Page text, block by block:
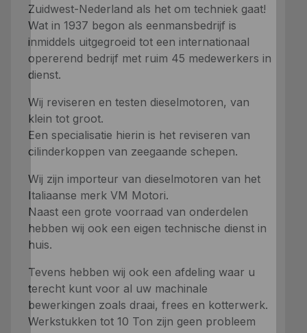
Zuidwest-Nederland als het om techniek gaat!
Wat in 1937 begon als eenmansbedrijf is
inmiddels uitgegroeid tot een internationaal
opererend bedrijf met ruim 45 medewerkers in
dienst.
Wij reviseren en testen dieselmotoren, van
klein tot groot.
Een specialisatie hierin is het reviseren van
cilinderkoppen van zeegaande schepen.
Wij zijn importeur van dieselmotoren van het
Italiaanse merk VM Motori.
Naast een grote voorraad van onderdelen
hebben wij ook een eigen technische dienst in
huis.
Tevens hebben wij ook een afdeling waar u
terecht kunt voor al uw machinale
bewerkingen zoals draai, frees en kotterwerk.
Werkstukken tot 10 Ton zijn geen probleem